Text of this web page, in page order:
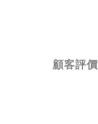
顧客評價